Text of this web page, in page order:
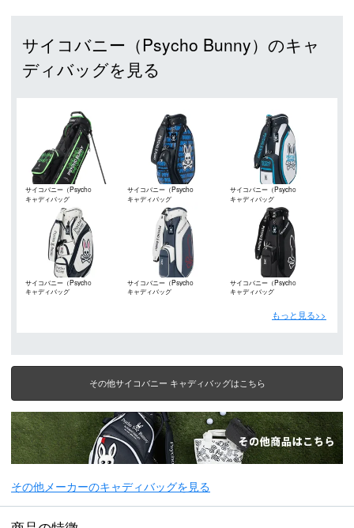
サイコバニー（Psycho Bunny）のキャ
ディバッグを見る
サイコバニー（Psycho
Bunny）
キャディバッグ
サイコバニー（Psycho
Bunny）
キャディバッグ
サイコバニー（Psycho
Bunny）
キャディバッグ
サイコバニー（Psycho
Bunny）
キャディバッグ
サイコバニー（Psycho
Bunny）
キャディバッグ
サイコバニー（Psycho
Bunny）
キャディバッグ
もっと見る>>
その他サイコバニー キャディバッグはこちら
その他メーカーのキャディバッグを見る